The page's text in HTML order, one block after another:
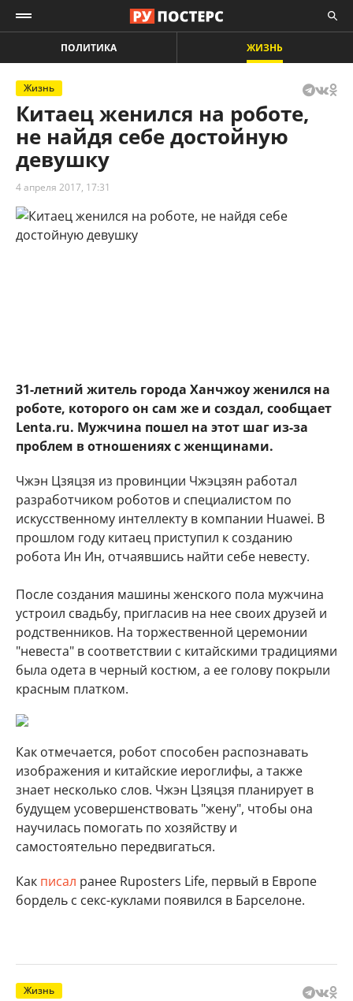
ПОЛИТИКА ЖИЗНЬ
Жизнь
Китаец женился на роботе,
не найдя себе достойную
девушку
4 апреля 2017, 17:31
31-летний житель города Ханчжоу женился на
роботе, которого он сам же и создал, сообщает
Lenta.ru. Мужчина пошел на этот шаг из-за
проблем в отношениях с женщинами.
Чжэн Цзяцзя из провинции Чжэцзян работал
разработчиком роботов и специалистом по
искусственному интеллекту в компании Huawei. В
прошлом году китаец приступил к созданию
робота Ин Ин, отчаявшись найти себе невесту.
После создания машины женского пола мужчина
устроил свадьбу, пригласив на нее своих друзей и
родственников. На торжественной церемонии
"невеста" в соответствии с китайскими традициями
была одета в черный костюм, а ее голову покрыли
красным платком.
Как отмечается, робот способен распознавать
изображения и китайские иероглифы, а также
знает несколько слов. Чжэн Цзяцзя планирует в
будущем усовершенствовать "жену", чтобы она
научилась помогать по хозяйству и
самостоятельно передвигаться.
Как писал ранее Ruposters Life, первый в Европе
бордель с секс-куклами появился в Барселоне.
Жизнь